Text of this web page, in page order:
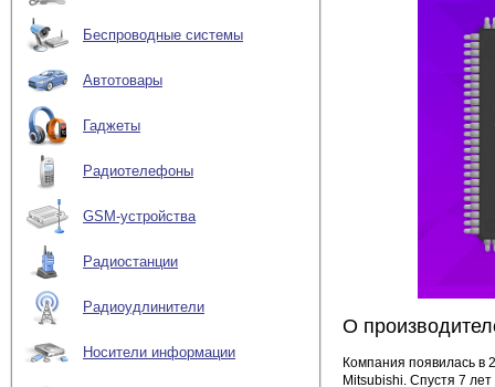
Беспроводные системы
Автотовары
Гаджеты
Радиотелефоны
GSM-устройства
Радиостанции
Радиоудлинители
Носители информации
О
Компания появилась в
Mitsubishi. Спустя 7